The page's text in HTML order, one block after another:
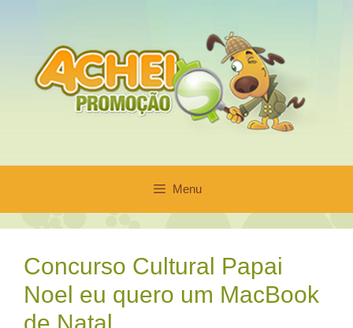
conteúdo
Menu
Concurso Cultural Papai
Noel eu quero um MacBook